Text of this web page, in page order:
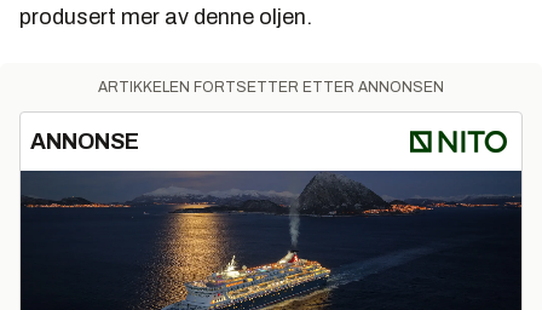
produsert mer av denne oljen.
ARTIKKELEN FORTSETTER ETTER ANNONSEN
ANNONSE